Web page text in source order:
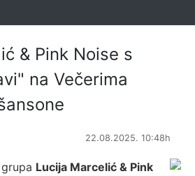
& Pink Noise s
na Večerima
22.08.2025. 10:48h
Lucija Marcelić & Pink